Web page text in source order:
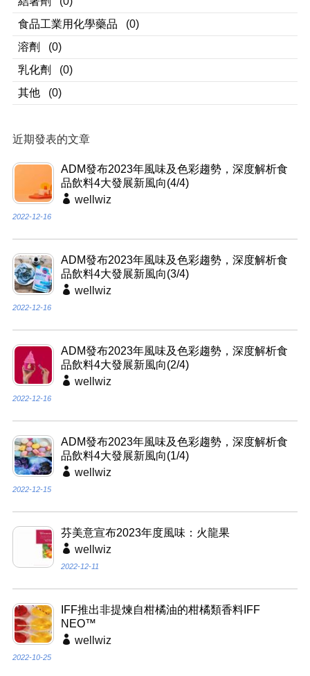
食品工業用化學藥品
(0)
溶劑
(0)
乳化劑
(0)
其他
(0)
近期發表的文章
ADM發布2023年風味及色彩趨勢，深度解析食
品飲料4大發展新風向(4/4)
wellwiz
2022-12-16
ADM發布2023年風味及色彩趨勢，深度解析食
品飲料4大發展新風向(3/4)
wellwiz
2022-12-16
ADM發布2023年風味及色彩趨勢，深度解析食
品飲料4大發展新風向(2/4)
wellwiz
2022-12-16
ADM發布2023年風味及色彩趨勢，深度解析食
品飲料4大發展新風向(1/4)
wellwiz
2022-12-15
芬美意宣布2023年度風味：火龍果
wellwiz
2022-12-11
IFF推出非提煉自柑橘油的柑橘類香料IFF
NEO™
wellwiz
2022-10-25